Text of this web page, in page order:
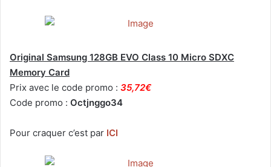
Original Samsung 128GB EVO Class 10 Micro SDXC
Memory Card
Prix avec le code promo : 35,72€
Code promo : Octjnggo34
Pour craquer c’est par ICI